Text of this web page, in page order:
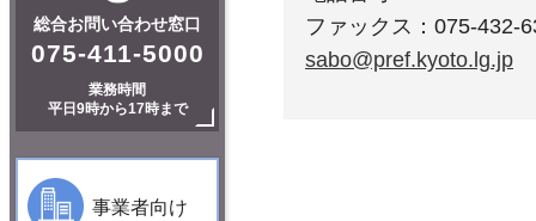
総合お問い合わせ窓口
075-411-5000
業務時間
平日9時から17時まで
事業者向け
ファックス：075-432-
sabo@pref.kyoto.lg.jp